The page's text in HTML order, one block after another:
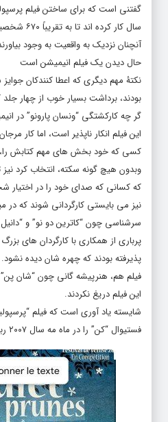
سال کار
آنچنان نزدیک به واقعیت به وجود
حال دیدن یک فیلم انیمیشن است
نکتۀ مهم دیگری که اعطا کنندکان
بودند، برداشت بسیار خوب از چهار
گر چه کارکشتگی “ونسان پارونو” در
این فیلم انکار ناپذیر است، اما کار
کسی که خود بخش های مهم کتابش
وبدون هیچ گونه سکته، انتخاب کرد نیز
که کسانی که صدای خود را در اختیار
نیز می بایستی کارگردانی شوند که در
سرشناسی چون “کاترین دو نو” و “دانیل
پرباری از همکاری با کارگردان های بزرگ
پذیرفته بودند که چهره شان دیده
فیلم هم، هنرپیشه گانی چون “شان پن”
این فیلم دریغ نکردند.
شایسته یاد آوری است که فیلم
فستیوال “کن” را در ماه مه سال ۲۰۰۷ ربود.